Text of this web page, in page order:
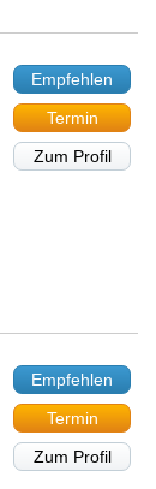
Empfehlen
Termin
Zum Profil
Empfehlen
Termin
Zum Profil